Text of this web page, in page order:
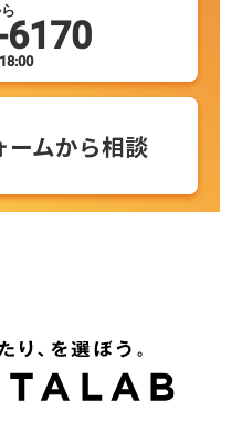
ームから相談